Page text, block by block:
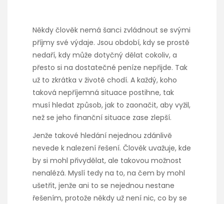
Někdy člověk nemá šanci zvládnout se svými
příjmy své výdaje. Jsou období, kdy se prostě
nedaří, kdy může dotyčný dělat cokoliv, a
přesto si na dostatečné peníze nepřijde. Tak
už to zkrátka v životě chodí. A každý, koho
taková nepříjemná situace postihne, tak
musí hledat způsob, jak to zaonačit, aby vyžil,
než se jeho finanční situace zase zlepší.
Jenže takové hledání nejednou zdánlivě
nevede k nalezení řešení. Člověk uvažuje, kde
by si mohl přivydělat, ale takovou možnost
nenalézá. Myslí tedy na to, na čem by mohl
ušetřit, jenže ani to se nejednou nestane
řešením, protože někdy už není nic, co by se